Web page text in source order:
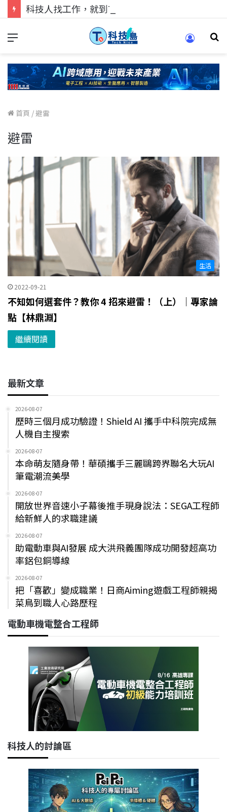
科技人找工作，就到TECH+ 科技專區!
首頁 /避雷
避雷
生活
2022-09-21
不知如何選套件？教你 4 招來避雷！（上）｜專家論
點【林鼎淵】
繼續閱讀
最新文章
2026-08-07
歷時三個月成功驗證！Shield AI 攜手中科院完成無
人機自主搜索
2026-08-07
本命萌友隨身帶！華碩攜手三麗鷗跨界聯名大玩AI
筆電潮流美學
2026-08-07
開放世界音速小子幕後推手現身說法：SEGA工程師
給新鮮人的求職建議
2026-08-07
助電動車與AI發展 成大洪飛義團隊成功開發超高功
率鋁包銅導線
2026-08-07
把「喜歡」變成職業！日商Aiming遊戲工程師親揭
菜鳥到職人心路歷程
電動車機電整合工程師
科技人的討論區